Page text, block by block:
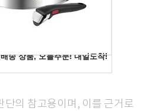
단의 참고용이며, 이를 근거로